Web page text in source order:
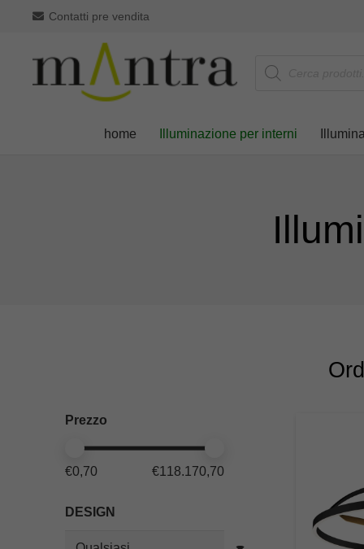
Contatti pre vendita
search
home Illuminazione per interni
Prezzo
€0,70 €118.170,70
DESIGN